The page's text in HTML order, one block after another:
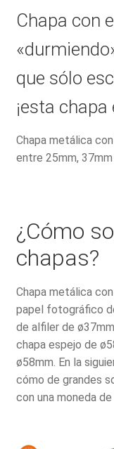
Chapa con
que sólo
¡esta
Chapa metálica
entre 25mm,
¿Cómo
chapas?
Chapa metálica
papel fotográfico
de alfiler de
chapa espejo de
ø58mm. En la
cómo de grandes
con una moneda de